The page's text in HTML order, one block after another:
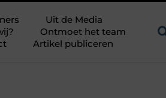
Uit de Media
Ontmoet het team
Artikel publiceren